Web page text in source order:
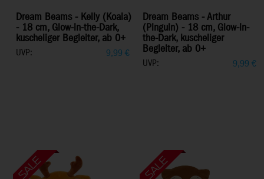
Dream Beams - Kelly (Koala)
- 18 cm, Glow-in-the-Dark,
kuscheliger Begleiter, ab 0+
UVP: 9,99 €
Dream Beams - Arthur
(Pinguin) - 18 cm, Glow-in-
the-Dark, kuscheliger
Begleiter, ab 0+
UVP: 9,99 €